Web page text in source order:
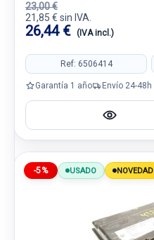
23,00 €
21,85 € sin IVA.
26,44 € (IVA incl.)
Ref: 6506414
Garantía 1 año Envío 24-48h
-5% USADO NOVEDAD